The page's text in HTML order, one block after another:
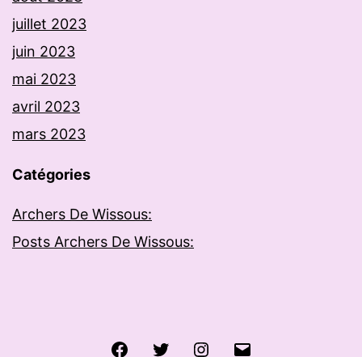
juillet 2023
juin 2023
mai 2023
avril 2023
mars 2023
Catégories
Archers De Wissous:
Posts Archers De Wissous:
FacebookTwitter Instagram